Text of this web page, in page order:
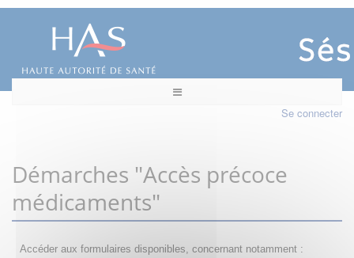
Se connecter
Démarches "Accès précoce
médicaments"
Accéder aux formulaires disponibles, concernant notamment :